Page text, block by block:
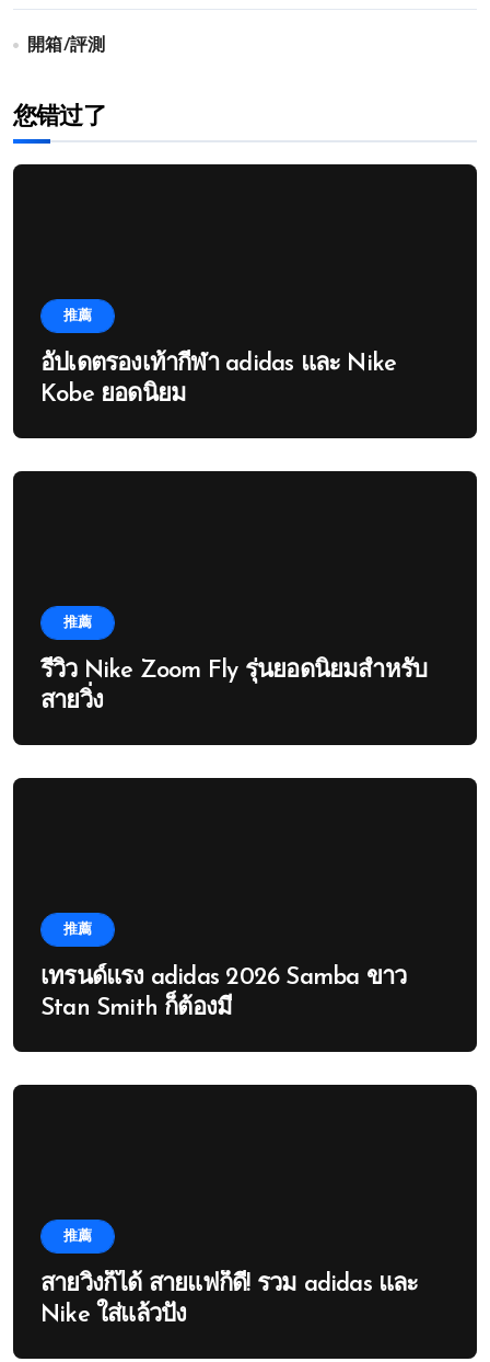
開箱/評測
您错过了
推薦
อัปเดตรองเท้ากีฬา adidas และ Nike
Kobe ยอดนิยม
推薦
รีวิว Nike Zoom Fly รุ่นยอดนิยมสำหรับ
สายวิ่ง
推薦
เทรนด์แรง adidas 2026 Samba ขาว
Stan Smith ก็ต้องมี
推薦
สายวิ่งก็ได้ สายแฟก็ดี! รวม adidas และ
Nike ใส่แล้วปัง